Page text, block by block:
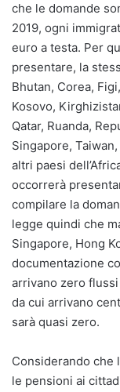
che le domande
2019, ogni
euro a testa. Per
presentare, la
Bhutan, Corea,
Kosovo,
Qatar, Ruanda,
Singapore,
altri paesi
occorrerà
compilare la
legge quindi che
Singapore, Hong
documentazione
arrivano zero
da cui arrivano
sarà quasi zero.
Considerando che
le pensioni ai